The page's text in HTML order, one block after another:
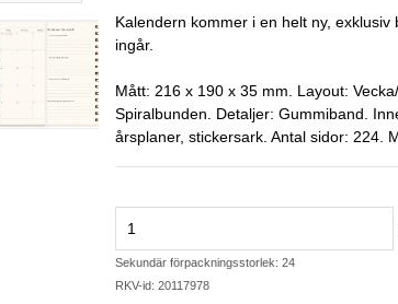
Kalendern kommer i en helt ny,
ingår.
Mått: 216 x 190 x 35 mm. Layout:
Spiralbunden. Detaljer: Gummiband.
årsplaner, stickersark. Antal sidor: 224.
Sekundär förpackningsstorlek: 24
RKV-id: 20117978